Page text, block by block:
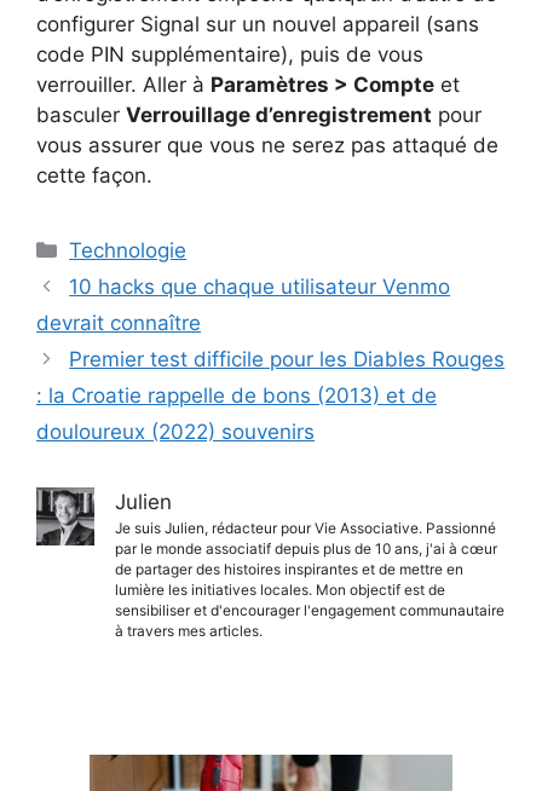
configurer Signal sur un nouvel appareil (sans
code PIN supplémentaire), puis de vous
verrouiller. Aller à Paramètres > Compte et
basculer Verrouillage d’enregistrement pour
vous assurer que vous ne serez pas attaqué de
cette façon.
Catégories
Technologie
10 hacks que chaque utilisateur Venmo
devrait connaître
Premier test difficile pour les Diables Rouges
: la Croatie rappelle de bons (2013) et de
douloureux (2022) souvenirs
Julien
Je suis Julien, rédacteur pour Vie Associative. Passionné
par le monde associatif depuis plus de 10 ans, j'ai à cœur
de partager des histoires inspirantes et de mettre en
lumière les initiatives locales. Mon objectif est de
sensibiliser et d'encourager l'engagement communautaire
à travers mes articles.